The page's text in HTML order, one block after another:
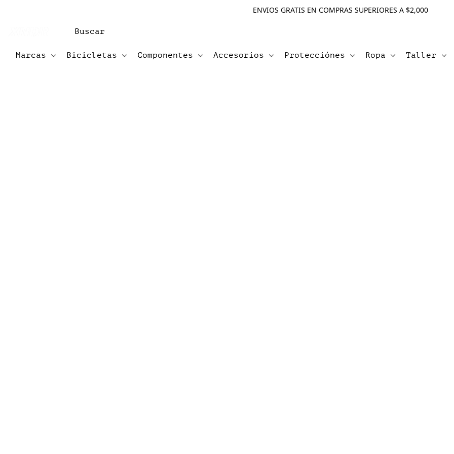
ENVIOS GRATIS EN COMPRAS SUPERIORES A $2,000
Marcas Bicicletas Componentes Accesorios Protecciónes Ropa Taller